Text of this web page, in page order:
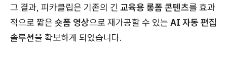
그 결과, 피카클립은 기존의 긴 교육용 롱폼 콘텐츠를 효과
적으로 짧은 숏폼 영상으로 재가공할 수 있는 AI 자동 편집
솔루션을 확보하게 되었습니다.